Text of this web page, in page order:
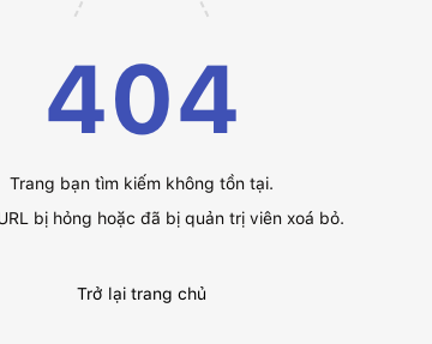
404
Trang bạn tìm kiếm không tồn tại.
bị hỏng hoặc đã bị quản trị viên xoá bỏ.
Trở lại trang chủ